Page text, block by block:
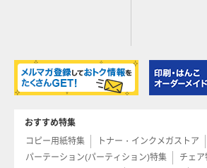
おすすめ特集
コピー用紙特集
トナー・インクメガストア
パーテーション(パーティション)特集
チェア